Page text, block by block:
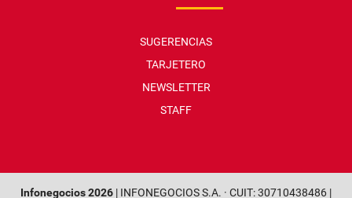
SUGERENCIAS
TARJETERO
NEWSLETTER
STAFF
Infonegocios 2026 | INFONEGOCIOS S.A. · CUIT: 30710438486 |